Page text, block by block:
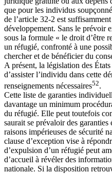
que pour les individus
de l’article 32-2 est
développement. Sans le prévoir
sous la formule « le droit d’être
un réfugié, confronté à une
chercher et de bénéficier du
A présent, la législation des
d’assister l’individu dans cette
renseignements nécessaires52.
Cette liste de garanties
davantage un minimum
du réfugié. Elle peut toutefois
saurait se prévaloir des
raisons impérieuses de sécurité
clause d’exception vise à
d’expulsion d’un réfugié peut
d’accueil à révéler des
nationale. Si la disposition